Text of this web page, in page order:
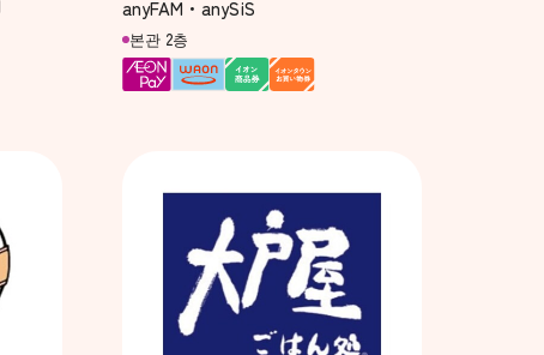
anyFAM・anySiS
본관 2층